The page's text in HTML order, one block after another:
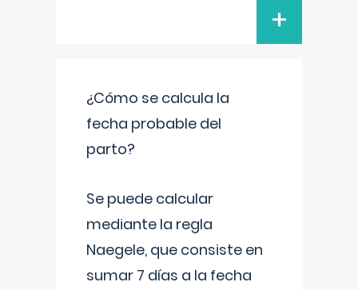
+
¿Cómo se calcula la
fecha probable del
parto?
Se puede calcular
mediante la regla
Naegele, que consiste en
sumar 7 días a la fecha